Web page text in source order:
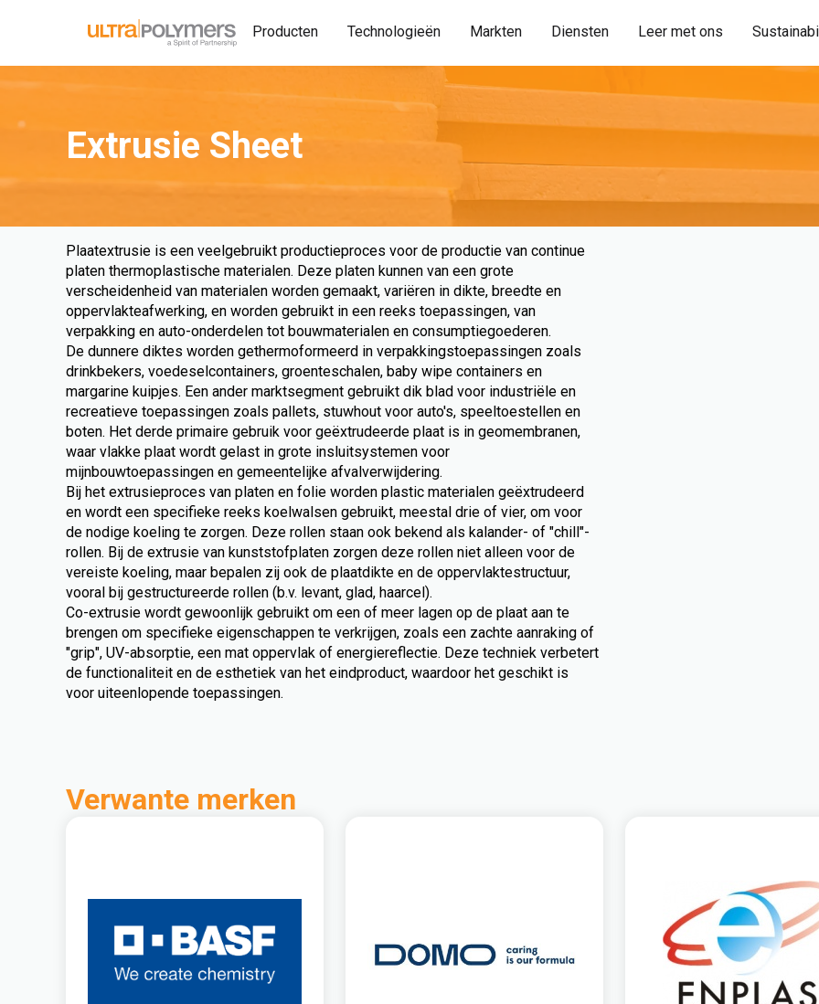
Producten Technologieën Markten Diensten Leer met ons
Extrusie Sheet
Plaatextrusie is een veelgebruikt productieproces voor de productie van continue
platen thermoplastische materialen. Deze platen kunnen van een grote
verscheidenheid van materialen worden gemaakt, variëren in dikte, breedte en
oppervlakteafwerking, en worden gebruikt in een reeks toepassingen, van
verpakking en auto-onderdelen tot bouwmaterialen en consumptiegoederen.
De dunnere diktes worden gethermoformeerd in verpakkingstoepassingen zoals
drinkbekers, voedeselcontainers, groenteschalen, baby wipe containers en
margarine kuipjes. Een ander marktsegment gebruikt dik blad voor industriële en
recreatieve toepassingen zoals pallets, stuwhout voor auto's, speeltoestellen en
boten. Het derde primaire gebruik voor geëxtrudeerde plaat is in geomembranen,
waar vlakke plaat wordt gelast in grote insluitsystemen voor
mijnbouwtoepassingen en gemeentelijke afvalverwijdering.
Bij het extrusieproces van platen en folie worden plastic materialen geëxtrudeerd
en wordt een specifieke reeks koelwalsen gebruikt, meestal drie of vier, om voor
de nodige koeling te zorgen. Deze rollen staan ook bekend als kalander- of "chill"-
rollen. Bij de extrusie van kunststofplaten zorgen deze rollen niet alleen voor de
vereiste koeling, maar bepalen zij ook de plaatdikte en de oppervlaktestructuur,
vooral bij gestructureerde rollen (b.v. levant, glad, haarcel).
Co-extrusie wordt gewoonlijk gebruikt om een of meer lagen op de plaat aan te
brengen om specifieke eigenschappen te verkrijgen, zoals een zachte aanraking of
"grip", UV-absorptie, een mat oppervlak of energiereflectie. Deze techniek verbetert
de functionaliteit en de esthetiek van het eindproduct, waardoor het geschikt is
voor uiteenlopende toepassingen.
Verwante merken